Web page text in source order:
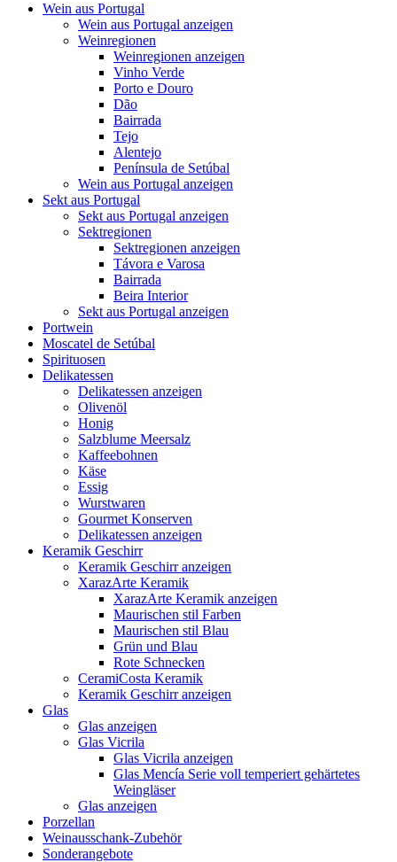
Wein aus Portugal
Wein aus Portugal anzeigen
Weinregionen
Weinregionen anzeigen
Vinho Verde
Porto e Douro
Dão
Bairrada
Tejo
Alentejo
Península de Setúbal
Wein aus Portugal anzeigen
Sekt aus Portugal
Sekt aus Portugal anzeigen
Sektregionen
Sektregionen anzeigen
Távora e Varosa
Bairrada
Beira Interior
Sekt aus Portugal anzeigen
Portwein
Moscatel de Setúbal
Spirituosen
Delikatessen
Delikatessen anzeigen
Olivenöl
Honig
Salzblume Meersalz
Kaffeebohnen
Käse
Essig
Wurstwaren
Gourmet Konserven
Delikatessen anzeigen
Keramik Geschirr
Keramik Geschirr anzeigen
XarazArte Keramik
XarazArte Keramik anzeigen
Maurischen stil Farben
Maurischen stil Blau
Grün und Blau
Rote Schnecken
CeramiCosta Keramik
Keramik Geschirr anzeigen
Glas
Glas anzeigen
Glas Vicrila
Glas Vicrila anzeigen
Glas Mencía Serie voll temperiert gehärtetes
Weingläser
Glas anzeigen
Porzellan
Weinausschank-Zubehör
Sonderangebote